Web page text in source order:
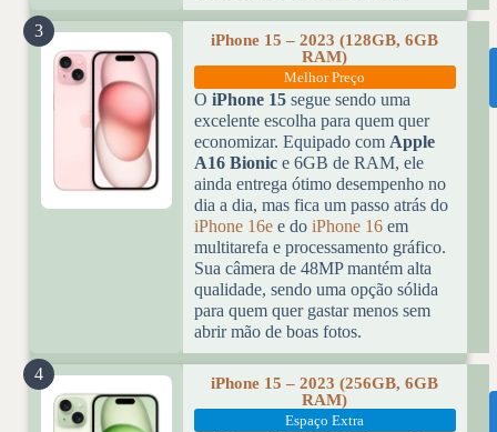
3
iPhone 15 – 2023 (128GB, 6GB
RAM)
Melhor Preço
O iPhone 15segue sendo uma
excelente escolha para quem quer
economizar. Equipado com Apple
A16 Bionice 6GB de RAM, ele
ainda entrega ótimo desempenho no
dia a dia, mas fica um passo atrás do
iPhone 16ee do iPhone 16em
multitarefa e processamento gráfico.
Sua câmera de 48MP mantém alta
qualidade, sendo uma opção sólida
para quem quer gastar menos sem
abrir mão de boas fotos.
4
iPhone 15 – 2023 (256GB, 6GB
RAM)
Espaço Extra